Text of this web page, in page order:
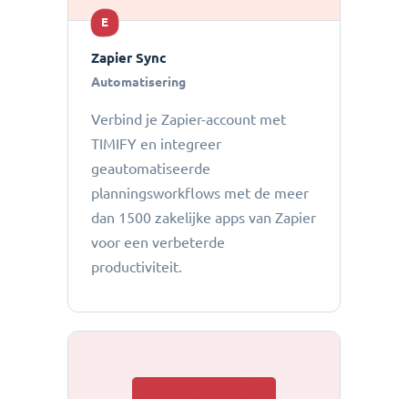
E
Zapier Sync
Automatisering
Verbind je Zapier-account met
TIMIFY en integreer
geautomatiseerde
planningsworkflows met de meer
dan 1500 zakelijke apps van Zapier
voor een verbeterde
productiviteit.